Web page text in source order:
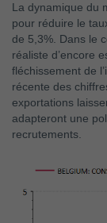
La dynamique du
pour réduire le
de 5,3%. Dans le
réaliste d’encore
fléchissement de
récente des
exportations
adapteront une
recrutements.